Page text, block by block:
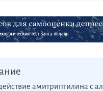
амитриптилина с